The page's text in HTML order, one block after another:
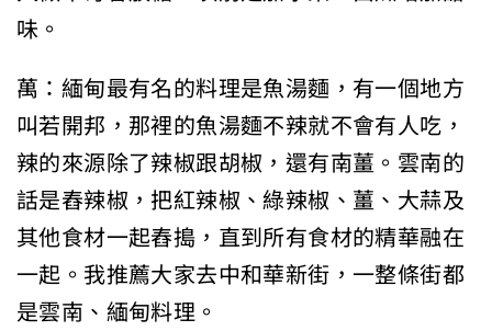
味。
萬：緬甸最有名的料理是魚湯麵，有一個地方
叫若開邦，那裡的魚湯麵不辣就不會有人吃，
辣的來源除了辣椒跟胡椒，還有南薑。雲南的
話是舂辣椒，把紅辣椒、綠辣椒、薑、大蒜及
其他食材一起舂搗，直到所有食材的精華融在
一起。我推薦大家去中和華新街，一整條街都
是雲南、緬甸料理。